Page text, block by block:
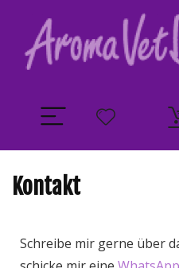
Kontakt
Schreibe mir gerne über